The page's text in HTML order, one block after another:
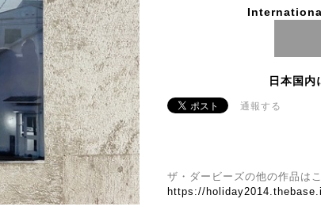
日本国内
通報する
ザ・ダービーズの他の作品は
https://